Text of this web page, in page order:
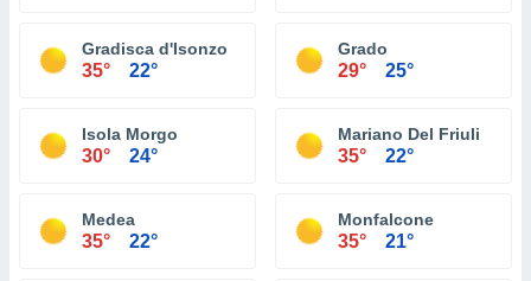
Gradisca d'Isonzo
35° 22°
Grado
29° 25°
Isola Morgo
30° 24°
Mariano Del Friuli
35° 22°
Medea
35° 22°
Monfalcone
35° 21°